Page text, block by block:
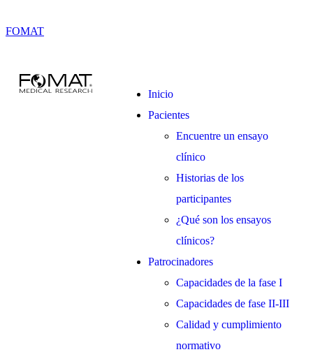
FOMAT
Inicio
Pacientes
Encuentre un ensayo
clínico
Historias de los
participantes
¿Qué son los ensayos
clínicos?
Patrocinadores
Capacidades de la fase I
Capacidades de fase II-III
Calidad y cumplimiento
normativo